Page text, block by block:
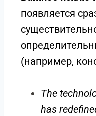
появляется
(например,
The
has